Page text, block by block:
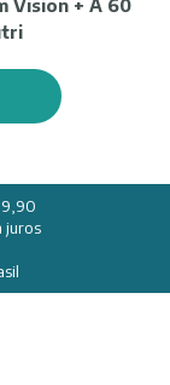
Vision + A 60
juros